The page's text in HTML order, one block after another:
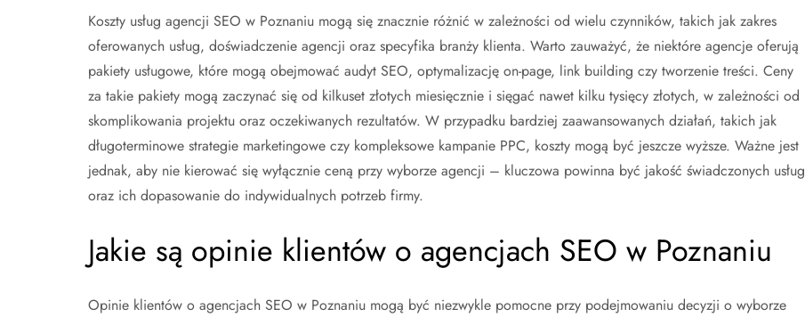
Koszty usług agencji SEO w Poznaniu mogą się znacznie różnić w zależności od wielu czynników, takich jak zakres
oferowanych usług, doświadczenie agencji oraz specyfika branży klienta. Warto zauważyć, że niektóre agencje oferują
pakiety usługowe, które mogą obejmować audyt SEO, optymalizację on-page, link building czy tworzenie treści. Ceny
za takie pakiety mogą zaczynać się od kilkuset złotych miesięcznie i sięgać nawet kilku tysięcy złotych, w zależności od
skomplikowania projektu oraz oczekiwanych rezultatów. W przypadku bardziej zaawansowanych działań, takich jak
długoterminowe strategie marketingowe czy kompleksowe kampanie PPC, koszty mogą być jeszcze wyższe. Ważne jest
jednak, aby nie kierować się wyłącznie ceną przy wyborze agencji – kluczowa powinna być jakość świadczonych usług
oraz ich dopasowanie do indywidualnych potrzeb firmy.
Jakie są opinie klientów o agencjach SEO w Poznaniu
Opinie klientów o agencjach SEO w Poznaniu mogą być niezwykle pomocne przy podejmowaniu decyzji o wyborze